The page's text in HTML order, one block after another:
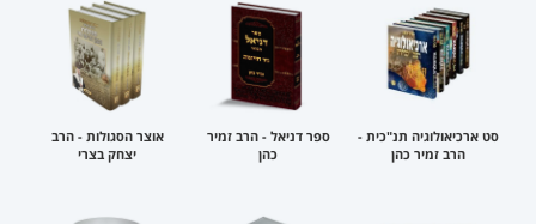
סט ארכיאולוגיה תנ"כית -
הרב זמיר כהן
ספר דניאל - הרב זמיר
כהן
אוצר הסגולות - הרב
יצחק בצרי